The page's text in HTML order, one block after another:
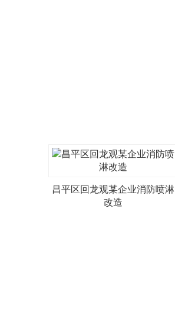
昌平区回龙观某企业消防喷淋
改造